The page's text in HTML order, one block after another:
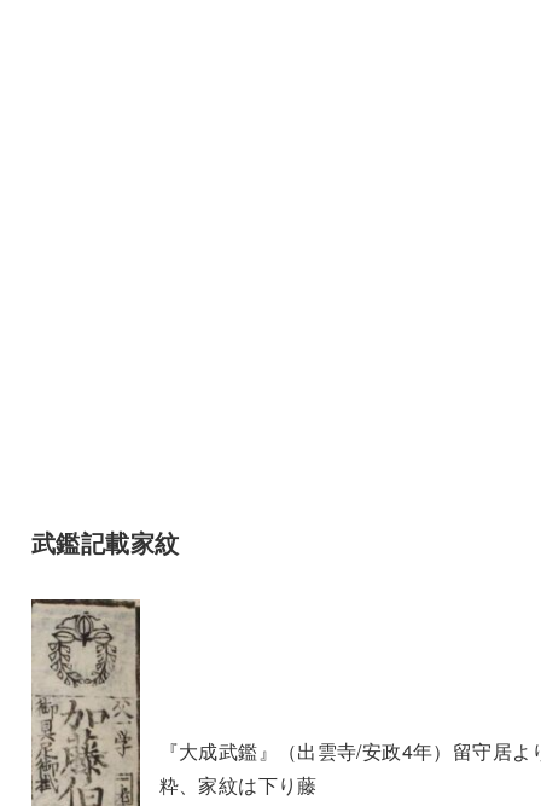
武鑑記載家紋
『大成武鑑』（出雲寺/安政4年）留守居よ
粋、家紋は下り藤